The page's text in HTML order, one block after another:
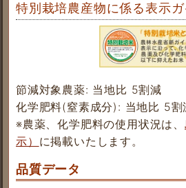
特別栽培農産物に係る表示
節減対象農薬: 当地比 5割減
化学肥料(窒素成分): 当地比 5割
※農薬、化学肥料の使用状況は、
示） に掲載いたします。
品質データ